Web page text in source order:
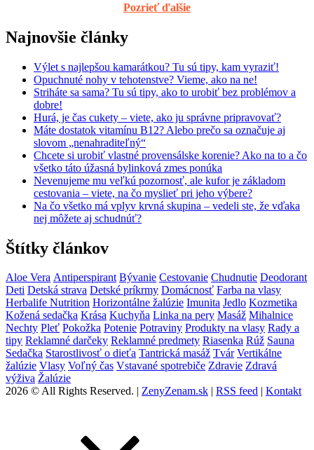
Pozrieť ďalšie
Najnovšie články
Výlet s najlepšou kamarátkou? Tu sú tipy, kam vyraziť!
Opuchnuté nohy v tehotenstve? Vieme, ako na ne!
Striháte sa sama? Tu sú tipy, ako to urobiť bez problémov a
dobre!
Hurá, je čas cukety – viete, ako ju správne pripravovať?
Máte dostatok vitamínu B12? Alebo prečo sa označuje aj
slovom „nenahraditeľný“
Chcete si urobiť vlastné provensálske korenie? Ako na to a čo
všetko táto úžasná bylinková zmes ponúka
Nevenujeme mu veľkú pozornosť, ale kufor je základom
cestovania – viete, na čo myslieť pri jeho výbere?
Na čo všetko má vplyv krvná skupina – vedeli ste, že vďaka
nej môžete aj schudnúť?
Štítky článkov
Aloe Vera Antiperspirant Bývanie Cestovanie Chudnutie Deodorant
Deti Detská strava Detské príkrmy Domácnosť Farba na vlasy
Herbalife Nutrition Horizontálne žalúzie Imunita Jedlo Kozmetika
Kožená sedačka Krása Kuchyňa Linka na pery Masáž Mihalnice
Nechty Pleť Pokožka Potenie Potraviny Produkty na vlasy Rady a
tipy Reklamné darčeky Reklamné predmety Riasenka Rúž Sauna
Sedačka Starostlivosť o dieťa Tantrická masáž Tvár Vertikálne
žalúzie Vlasy Voľný čas Vstavané spotrebiče Zdravie Zdravá
výživa Žalúzie
2026 © All Rights Reserved. | ZenyZenam.sk | RSS feed | Kontakt